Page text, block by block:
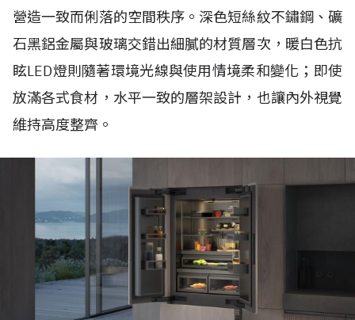
營造一致而俐落的空間秩序。深色短絲紋不鏽鋼、礦
石黑鋁金屬與玻璃交錯出細膩的材質層次，暖白色抗
眩LED燈則隨著環境光線與使用情境柔和變化；即使
放滿各式食材，水平一致的層架設計，也讓內外視覺
維持高度整齊。